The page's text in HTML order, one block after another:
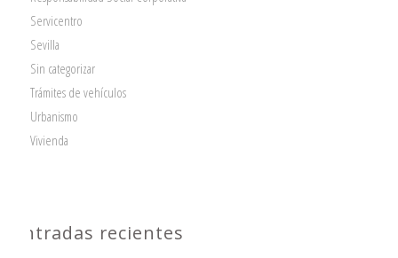
Servicentro
Sevilla
Sin categorizar
Trámites de vehículos
Urbanismo
Vivienda
Entradas recientes